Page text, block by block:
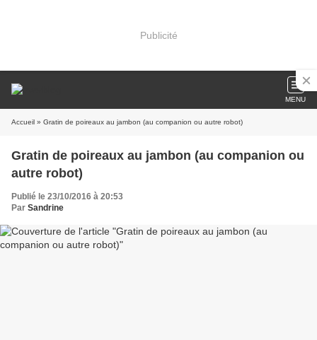
Publicité
MENU
Accueil » Gratin de poireaux au jambon (au companion ou autre robot)
Gratin de poireaux au jambon (au companion ou
autre robot)
Publié le 23/10/2016 à 20:53
Par Sandrine